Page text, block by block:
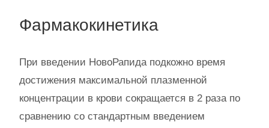
Фармакокинетика
При введении НовоРапида подкожно время
достижения максимальной плазменной
концентрации в крови сокращается в 2 раза по
сравнению со стандартным введением